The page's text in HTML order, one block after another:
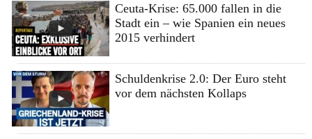
Ceuta-Krise: 65.000 fallen in die
Stadt ein – wie Spanien ein neues
2015 verhindert
Schuldenkrise 2.0: Der Euro steht
vor dem nächsten Kollaps